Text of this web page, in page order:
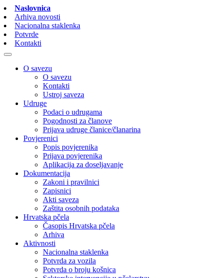
Naslovnica
Arhiva novosti
Nacionalna staklenka
Potvrde
Kontakti
O savezu
O savezu
Kontakti
Ustroj saveza
Udruge
Podaci o udrugama
Pogodnosti za članove
Prijava udruge članice/članarina
Povjerenici
Popis povjerenika
Prijava povjerenika
Aplikacija za doseljavanje
Dokumentacija
Zakoni i pravilnici
Zapisnici
Akti saveza
Zaštita osobnih podataka
Hrvatska pčela
Časopis Hrvatska pčela
Arhiva
Aktivnosti
Nacionalna staklenka
Potvrda za vozila
Potvrda o broju košnica